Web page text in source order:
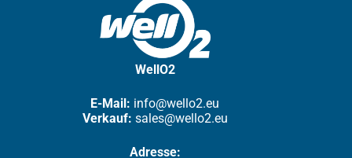
WellO2
E-Mail: info@wello2.eu
Verkauf: sales@wello2.eu
Adresse: